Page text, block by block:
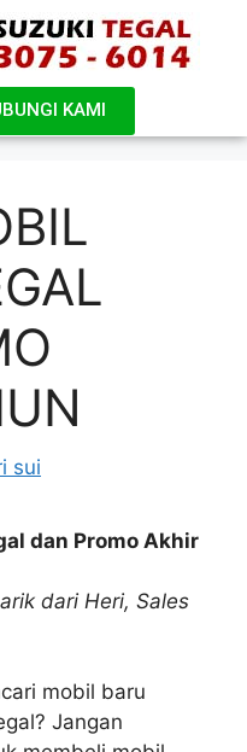
KAMI
sui
dan Promo Akhir
dari Heri, Sales
mobil baru
Jangan